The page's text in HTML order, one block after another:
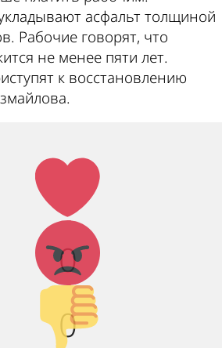
асфальт толщиной
Рабочие говорят, что
не менее пяти лет.
к восстановлению
Лайк!
0
Агрессия!
0
Палец
вниз!